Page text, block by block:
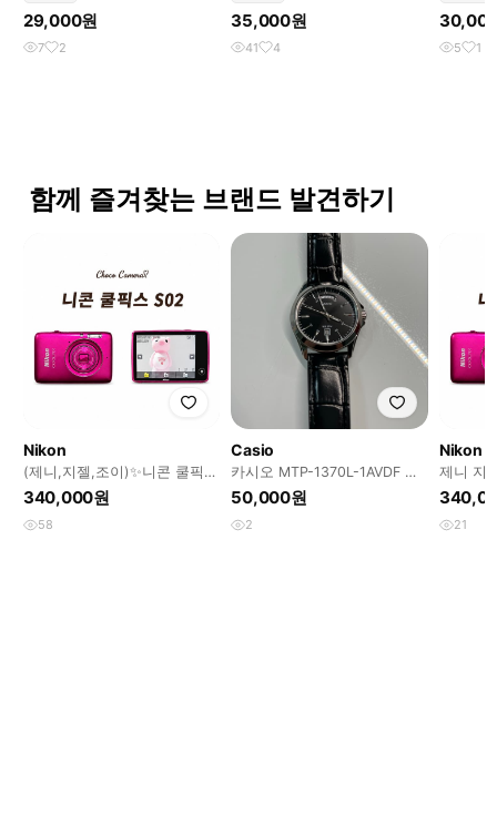
29,000원
7 2
35,000원
41 4 5 1
함께 즐겨찾는 브랜드 발견하기
Nikon
(제니,지젤,조이)✨️니콘 쿨픽스
S02(핫핑크)
340,000원
58
Casio
카시오 MTP-1370L-1AVDF 주
우재 시계 검판
50,000원
2
Nikon
제니 지
S02 핫
21